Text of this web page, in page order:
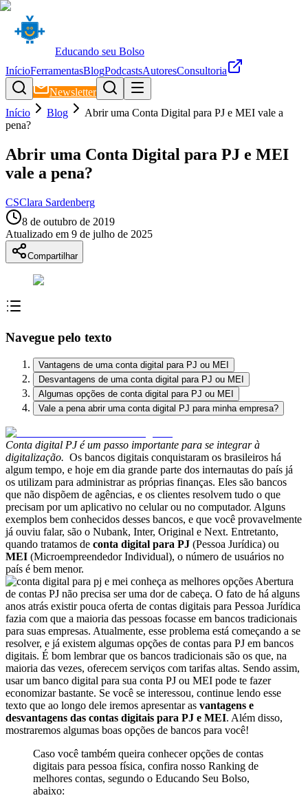
Educando seu Bolso
InícioFerramentasBlogPodcastsAutoresConsultoria
Newsletter
Início
Blog
Abrir uma Conta Digital para PJ e MEI vale a
pena?
Abrir uma Conta Digital para PJ e MEI
vale a pena?
CSClara Sardenberg
8 de outubro de 2019
Atualizado em 9 de julho de 2025
Compartilhar
Navegue pelo texto
Vantagens de uma conta digital para PJ ou MEI
Desvantagens de uma conta digital para PJ ou MEI
Algumas opções de conta digital para PJ ou MEI
Vale a pena abrir uma conta digital PJ para minha empresa?
Conta digital PJ é um passo importante para se integrar à
digitalização. Os bancos digitais conquistaram os brasileiros há
algum tempo, e hoje em dia grande parte dos internautas do país já
os utilizam para administrar as próprias finanças. Eles são bancos
que não dispõem de agências, e os clientes resolvem tudo o que
precisam por um aplicativo no celular ou no computador. Alguns
exemplos bem conhecidos desses bancos, e que você provavelmente
já ouviu falar, são o Nubank, Inter, Original e Next. Entretanto,
quando tratamos de conta digital para PJ (Pessoa Jurídica) ou
MEI (Microempreendedor Individual), o número de usuários no
país é bem menor.
Abertura
de contas PJ não precisa ser uma dor de cabeça. O fato de há alguns
anos atrás existir pouca oferta de contas digitais para Pessoa Jurídica
fazia com que a maioria das pessoas focasse em bancos tradicionais
para suas empresas. Atualmente, esse problema está começando a se
resolver, e já existem algumas opções de contas para PJ em bancos
digitais. É bom lembrar que os bancos tradicionais são os que, na
maioria das vezes, oferecem serviços com tarifas altas. Sendo assim,
usar um banco digital para sua conta PJ ou MEI pode te fazer
economizar bastante. Se você se interessou, continue lendo esse
texto que ao longo dele iremos apresentar as vantagens e
desvantagens das contas digitais para PJ e MEI. Além disso,
mostraremos algumas boas opções de bancos para você!
Caso você também queira conhecer opções de contas
digitais para pessoa física, confira nosso Ranking de
melhores contas, segundo o Educando Seu Bolso,
abaixo: